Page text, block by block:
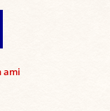
ami